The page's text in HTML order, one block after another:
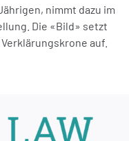
nimmt dazu im
Die «Bild» setzt
auf.